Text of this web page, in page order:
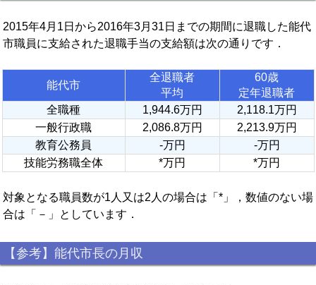
2015年4月1日から2016年3月31日までの期間に退職した能代
市職員に支給された退職手当の支給額は次の通りです．
能代市
全退職者
平均
60歳
定年退職者
全職種
1,944.6万円
2,118.1万円
一般行政職
2,086.8万円
2,213.9万円
教育公務員
-万円
-万円
技能労務職全体
*万円 *万円
対象となる職員数が1人又は2人の場合は「*」，数値のない場
合は「－」としています．
【参考】能代市長の月収